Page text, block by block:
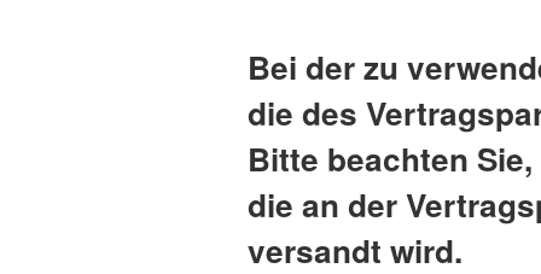
Bei der zu
die des
Bitte beachten
die an der
versandt wird.